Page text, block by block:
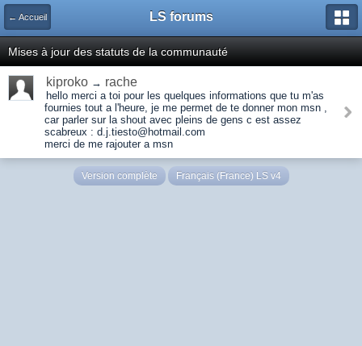
← Accueil LS forums
Mises à jour des statuts de la communauté
kiproko → rache
hello merci a toi pour les quelques informations que tu m'as
fournies tout a l'heure, je me permet de te donner mon msn ,
car parler sur la shout avec pleins de gens c est assez
scabreux : d.j.tiesto@hotmail.com
merci de me rajouter a msn
Version complète Français (France) LS v4